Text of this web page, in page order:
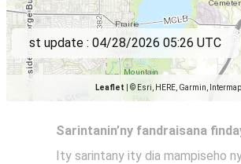
Leaflet © Esri, HERE, Garmin,
st update : 04/28/2026 05:26 UTC
Sarintanin’ny fandraisana
Ity sarintany ity dia mampiseho